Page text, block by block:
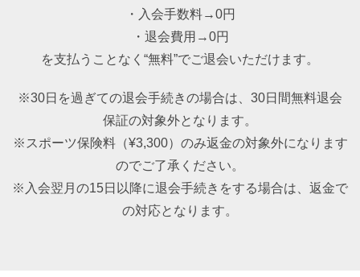
・入会手数料→0円
・退会費用→0円
を支払うことなく“無料”でご退会いただけます。
※30日を過ぎての退会手続きの場合は、30日間無料退会
保証の対象外となります。
※スポーツ保険料（¥3,300）のみ返金の対象外になります
のでご了承ください。
※入会翌月の15日以降に退会手続きをする場合は、返金で
の対応となります。